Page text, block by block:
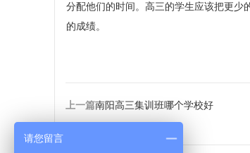
分配他们的时间。高三的学生应该把更少
的成绩。
上一篇南阳高三集训班哪个学校好
请您留言